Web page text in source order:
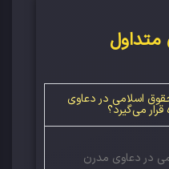
اسلامی در دعاوی
می‌گیرد؟
در دعاوی مدرن